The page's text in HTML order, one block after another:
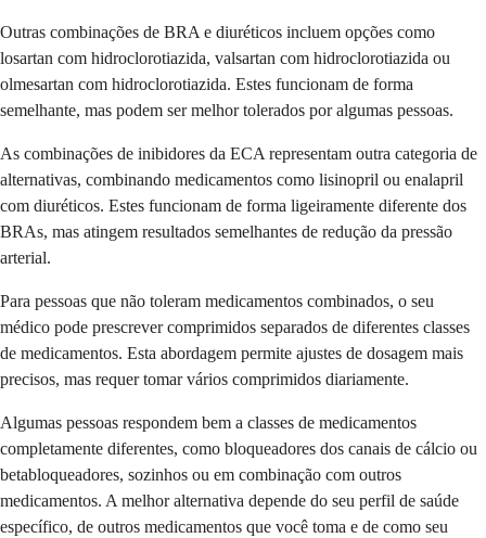
Outras combinações de BRA e diuréticos incluem opções como
losartan com hidroclorotiazida, valsartan com hidroclorotiazida ou
olmesartan com hidroclorotiazida. Estes funcionam de forma
semelhante, mas podem ser melhor tolerados por algumas pessoas.
As combinações de inibidores da ECA representam outra categoria de
alternativas, combinando medicamentos como lisinopril ou enalapril
com diuréticos. Estes funcionam de forma ligeiramente diferente dos
BRAs, mas atingem resultados semelhantes de redução da pressão
arterial.
Para pessoas que não toleram medicamentos combinados, o seu
médico pode prescrever comprimidos separados de diferentes classes
de medicamentos. Esta abordagem permite ajustes de dosagem mais
precisos, mas requer tomar vários comprimidos diariamente.
Algumas pessoas respondem bem a classes de medicamentos
completamente diferentes, como bloqueadores dos canais de cálcio ou
betabloqueadores, sozinhos ou em combinação com outros
medicamentos. A melhor alternativa depende do seu perfil de saúde
específico, de outros medicamentos que você toma e de como seu